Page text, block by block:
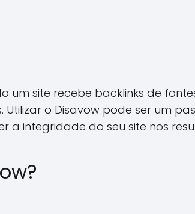
um site recebe backlinks de
o Disavow pode ser um
a integridade do seu site nos